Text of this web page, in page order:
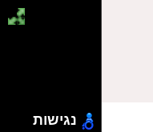
נגישות